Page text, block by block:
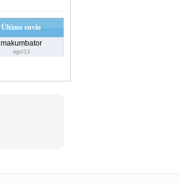
Último envio
makumbator
ago/13